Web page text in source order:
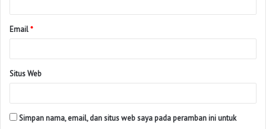
Email*
Situs Web
Simpan nama, email, dan situs web saya pada peramban ini untuk